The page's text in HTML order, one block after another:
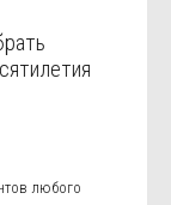
любого